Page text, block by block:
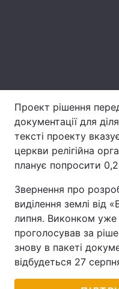
Архів
Контакти
Проект рішення
документації для
тексті проекту
церкви релігійна
планує попросити
Звернення про
виділення землі від
липня. Виконком уже
проголосував за
знову в пакеті
відбудеться 27